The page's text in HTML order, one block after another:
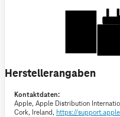
Herstellerangaben
Kontaktdaten:
Apple, Apple Distribution
Cork, Ireland, https://